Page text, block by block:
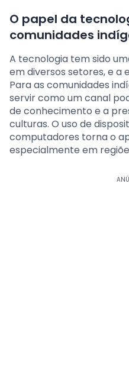
O papel da
comunidades
A tecnologia tem sido
em diversos setores, e a
Para as comunidades
servir como um canal
de conhecimento e a
culturas. O uso de
computadores torna o
especialmente em